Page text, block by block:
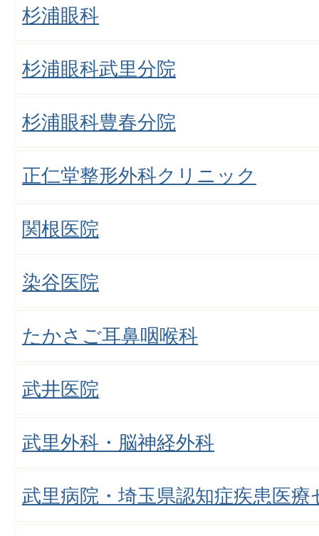
杉浦眼科
杉浦眼科武里分院
杉浦眼科豊春分院
正仁堂整形外科クリニック
関根医院
染谷医院
たかさご耳鼻咽喉科
武井医院
武里外科・脳神経外科
武里病院・埼玉県認知症疾患医療